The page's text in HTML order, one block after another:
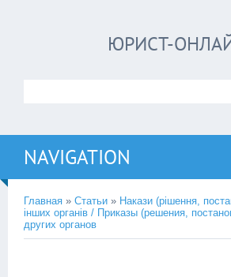
ЮРИСТ-
NAVIGATION
Главная » Статьи » Накази (рішення,
інших органів / Приказы (решения,
других органов